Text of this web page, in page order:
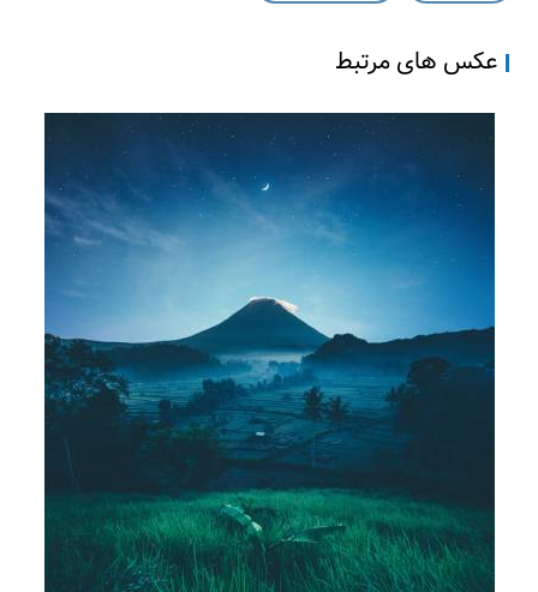
عکس های مرتبط